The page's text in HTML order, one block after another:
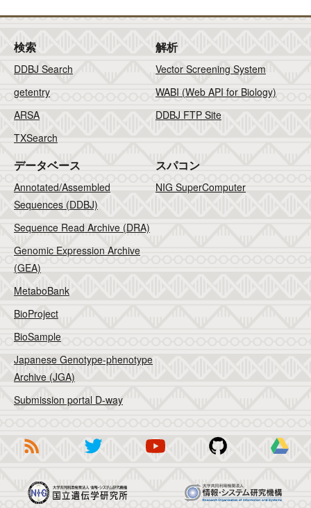
検索
DDBJ Search
getentry
ARSA
TXSearch
解析
Vector Screening System
WABI (Web API for Biology)
DDBJ FTP Site
データベース
Annotated/Assembled
Sequences (DDBJ)
Sequence Read Archive (DRA)
Genomic Expression Archive
(GEA)
MetaboBank
BioProject
BioSample
Japanese Genotype-phenotype
Archive (JGA)
Submission portal D-way
スパコン
NIG SuperComputer